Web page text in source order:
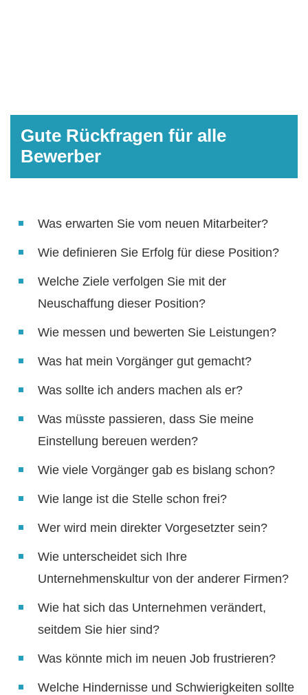
Gute Rückfragen für alle
Bewerber
Was erwarten Sie vom neuen Mitarbeiter?
Wie definieren Sie Erfolg für diese Position?
Welche Ziele verfolgen Sie mit der
Neuschaffung dieser Position?
Wie messen und bewerten Sie Leistungen?
Was hat mein Vorgänger gut gemacht?
Was sollte ich anders machen als er?
Was müsste passieren, dass Sie meine
Einstellung bereuen werden?
Wie viele Vorgänger gab es bislang schon?
Wie lange ist die Stelle schon frei?
Wer wird mein direkter Vorgesetzter sein?
Wie unterscheidet sich Ihre
Unternehmenskultur von der anderer Firmen?
Wie hat sich das Unternehmen verändert,
seitdem Sie hier sind?
Was könnte mich im neuen Job frustrieren?
Welche Hindernisse und Schwierigkeiten sollte